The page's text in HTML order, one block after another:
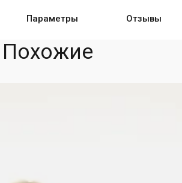
Параметры Отзывы
Похожие